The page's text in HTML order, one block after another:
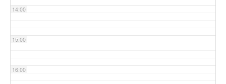
14:00
15:00
16:00